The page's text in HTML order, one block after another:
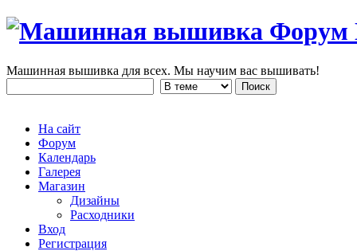
Машинная вышивка для всех. Мы научим вас вышивать!
На сайт
Форум
Календарь
Галерея
Магазин
Дизайны
Расходники
Вход
Регистрация